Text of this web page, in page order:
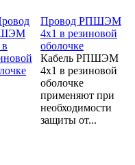
Провод РПШЭМ
4x1 в резиновой
оболочке
Кабель РПШЭМ
4x1 в резиновой
оболочке
применяют при
необходимости
защиты от...